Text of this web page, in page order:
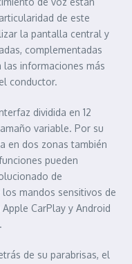
de este
la pantalla central y
complementadas
las informaciones más
conductor.
dividida en 12
variable. Por su
en dos zonas también
pueden
de
mandos sensitivos de
CarPlay y Android
de su parabrisas, el